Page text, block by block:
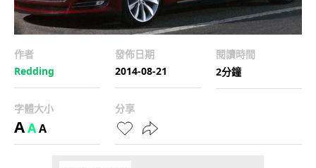
作者
Redding
發佈日期
2014-08-21
閱讀時間
2分鐘
字體大小
AAA
分享